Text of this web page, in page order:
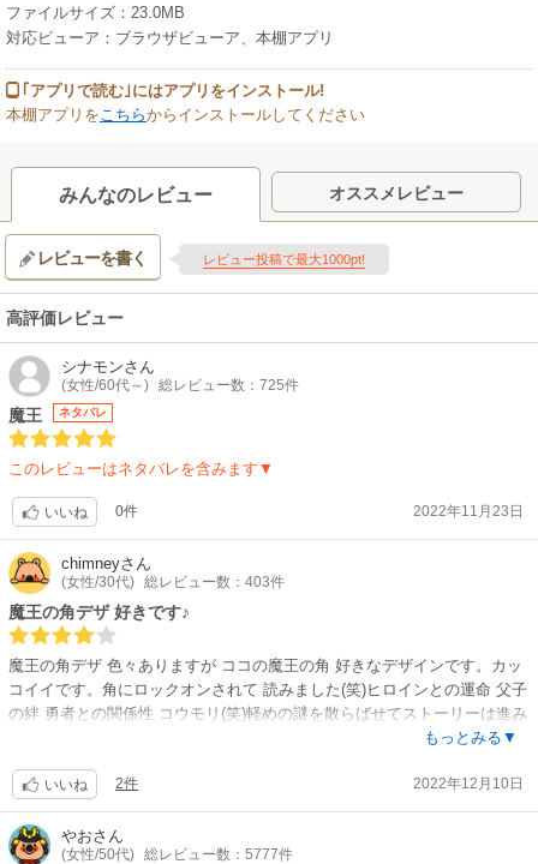
ファイルサイズ：23.0MB
対応ビューア：ブラウザビューア、本棚アプリ
｢アプリで読む｣にはアプリをインストール!
本棚アプリを こちらからインストールしてください
みんなのレビュー オススメレビュー
レビューを書く レビュー投稿で最大1000pt!
高評価レビュー
シナモンさん
(女性/60代～) 総レビュー数：725件
魔王 ネタバレ
このレビューはネタバレを含みます▼
いいね 0件 2022年11月23日
chimneyさん
(女性/30代) 総レビュー数：403件
魔王の角デザ 好きです♪
魔王の角デザ 色々ありますが ココの魔王の角 好きなデザインです。カッ
コイイです。角にロックオンされて 読みました(笑)ヒロインとの運命 父子
の絆 勇者との関係性 コウモリ(笑)軽めの謎を散らばせてストーリーは進み
ます。いい感じの懸延法だと思います。好きなエピソードもありツボに入
様に思えます ✋?
もっとみる▼
いいね 2件 2022年12月10日
やおさん
(女性/50代) 総レビュー数：5777件